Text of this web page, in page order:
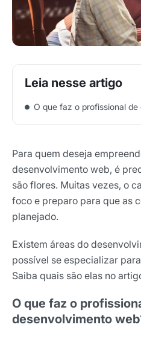
O que faz o profissional
Para quem deseja
desenvolvimento web, é
são flores. Muitas vezes, o
foco e preparo para que as
planejado.
Existem áreas do
possível se especializar
Saiba quais são elas no
O que faz o
desenvolvimento